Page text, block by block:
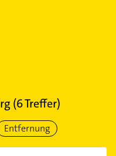
(6Treffer)
Entfernung